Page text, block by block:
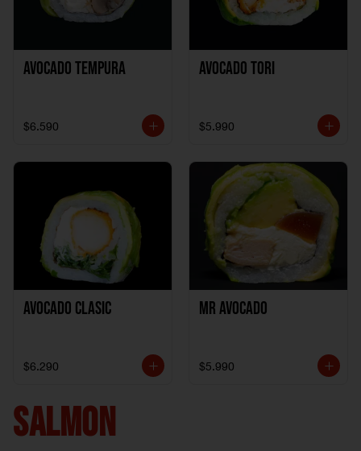
Avocado Tempura
$6.590
Avocado Tori
$5.990
Avocado clasic
$6.290
Mr Avocado
$5.990
SALMON